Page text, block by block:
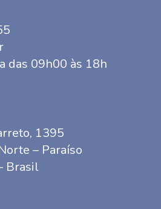
das 09h00 às 18h
1395
– Paraíso
Brasil